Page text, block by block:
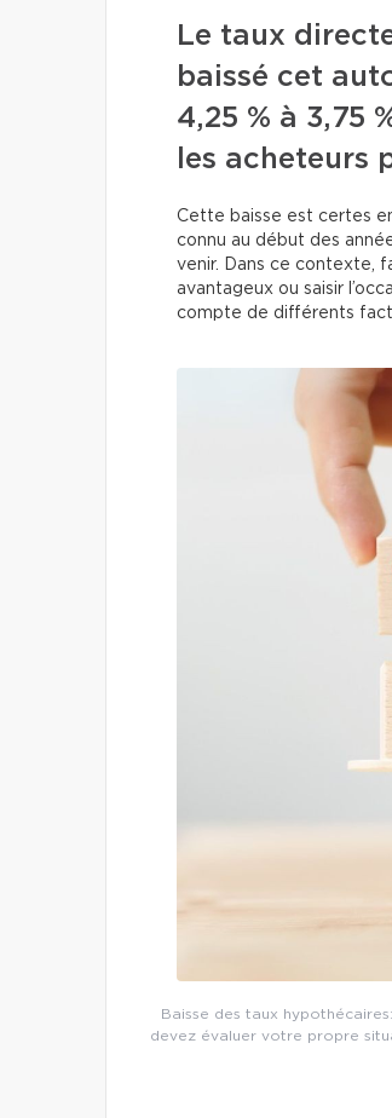
Le taux
baissé cet
4,25 % à 3,75
les acheteurs
Cette baisse est certes
connu au début des
venir. Dans ce contexte,
avantageux ou saisir
compte de différents
Baisse des taux
devez évaluer votre propre